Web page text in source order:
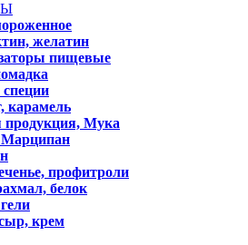
желатин
пищевые
карамель
продукция, Мука
профитроли
белок
крем